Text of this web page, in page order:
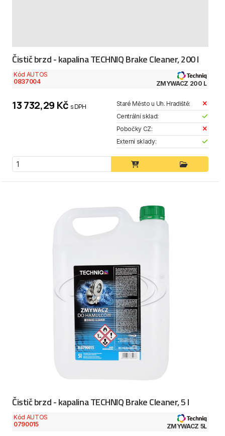
Čistič brzd - kapalina TECHNIQ Brake Cleaner, 200 l
Kód AUTOS
0837004
ZMYWACZ 200 L
13 732,29 Kč s DPH
Staré Město u Uh. Hradiště:
Centrální sklad:
Pobočky CZ:
Externí sklady:
Čistič brzd - kapalina TECHNIQ Brake Cleaner, 5 l
Kód AUTOS
0790015
ZMYWACZ 5L